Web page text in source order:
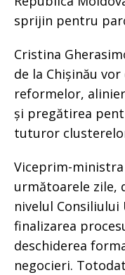
sprijin pentru
Cristina
de la Chișinău
reformelor,
și pregătirea
tuturor
Viceprim-
următoarele zile,
nivelul
finalizarea
deschiderea
negocieri.